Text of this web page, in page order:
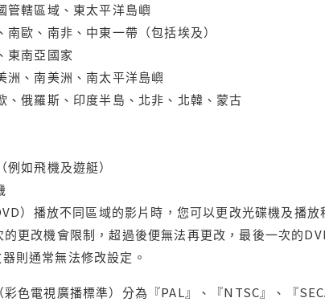
管轄區域、東太平洋島嶼
歐、南非、中東一帶（包括埃及）
東南亞國家
洲、南美洲、南太平洋島嶼
、俄羅斯、印度半島、北非、北韓、蒙古
如飛機及遊艇）
）播放不同區域的影片時，您可以更改光碟機及播
更改機會限制，超過後便無法再更改，最後一次的
則通常無法修改設定。
色電視廣播標準）分為『PAL』、『NTSC』、『